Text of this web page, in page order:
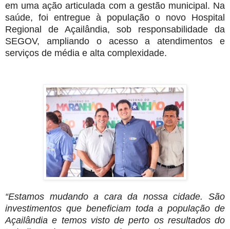
em uma ação articulada com a gestão municipal. Na
saúde, foi entregue à população o novo Hospital
Regional de Açailândia, sob responsabilidade da
SEGOV, ampliando o acesso a atendimentos e
serviços de média e alta complexidade.
“Estamos mudando a cara da nossa cidade. São
investimentos que beneficiam toda a população de
Açailândia e temos visto de perto os resultados do